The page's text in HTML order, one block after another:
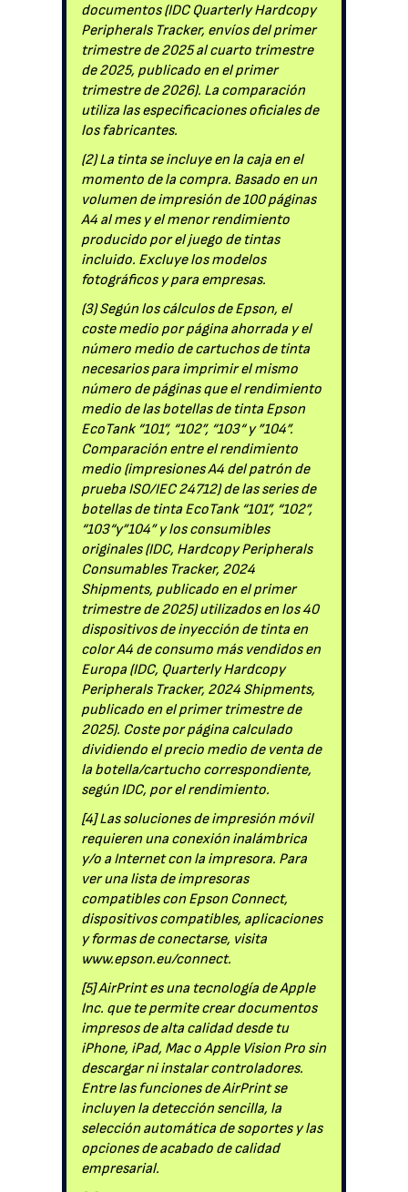
documentos (IDC Quarterly Hardcopy
Peripherals Tracker, envíos del primer
trimestre de 2025 al cuarto trimestre
de 2025, publicado en el primer
trimestre de 2026). La comparación
utiliza las especificaciones oficiales de
los fabricantes.
(2) La tinta se incluye en la caja en el
momento de la compra. Basado en un
volumen de impresión de 100 páginas
A4 al mes y el menor rendimiento
producido por el juego de tintas
incluido. Excluye los modelos
fotográficos y para empresas.
(3) Según los cálculos de Epson, el
coste medio por página ahorrada y el
número medio de cartuchos de tinta
necesarios para imprimir el mismo
número de páginas que el rendimiento
medio de las botellas de tinta Epson
EcoTank “101”, “102”, “103“ y ”104”.
Comparación entre el rendimiento
medio (impresiones A4 del patrón de
prueba ISO/IEC 24712) de las series de
botellas de tinta EcoTank “101”, “102”,
“103“y”104” y los consumibles
originales (IDC, Hardcopy Peripherals
Consumables Tracker, 2024
Shipments, publicado en el primer
trimestre de 2025) utilizados en los 40
dispositivos de inyección de tinta en
color A4 de consumo más vendidos en
Europa (IDC, Quarterly Hardcopy
Peripherals Tracker, 2024 Shipments,
publicado en el primer trimestre de
2025). Coste por página calculado
dividiendo el precio medio de venta de
la botella/cartucho correspondiente,
según IDC, por el rendimiento.
[4] Las soluciones de impresión móvil
requieren una conexión inalámbrica
y/o a Internet con la impresora. Para
ver una lista de impresoras
compatibles con Epson Connect,
dispositivos compatibles, aplicaciones
y formas de conectarse, visita
www.epson.eu/connect.
[5] AirPrint es una tecnología de Apple
Inc. que te permite crear documentos
impresos de alta calidad desde tu
iPhone, iPad, Mac o Apple Vision Pro sin
descargar ni instalar controladores.
Entre las funciones de AirPrint se
incluyen la detección sencilla, la
selección automática de soportes y las
opciones de acabado de calidad
empresarial.